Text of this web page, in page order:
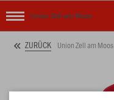
Union Zell am Moos
ZURÜCK Union Zell am Moos